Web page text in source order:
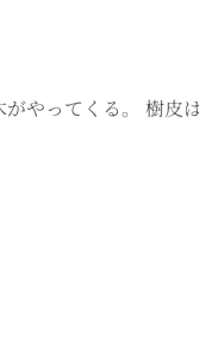
ってくる。 樹皮は